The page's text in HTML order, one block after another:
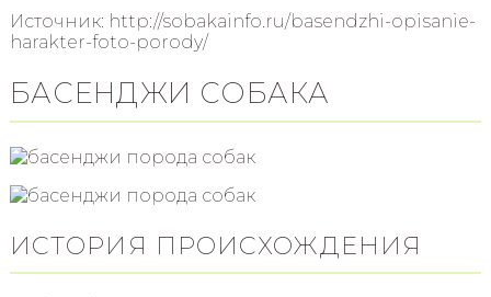
Источник: http://sobakainfo.ru/basendzhi-opisanie-
harakter-foto-porody/
БАСЕНДЖИ СОБАКА
ИСТОРИЯ ПРОИСХОЖДЕНИЯ